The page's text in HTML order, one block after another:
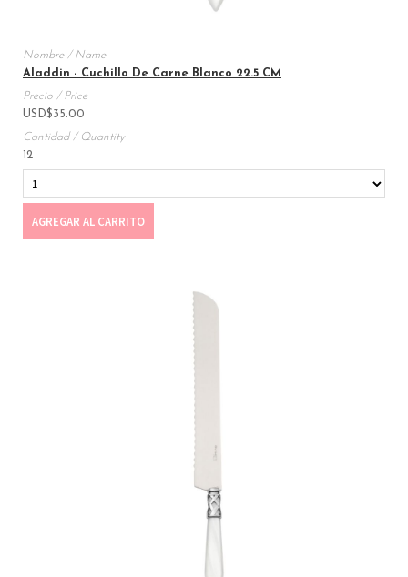
Aladdin - Cuchillo De Carne Blanco 22.5 CM
USD$35.00
12
AGREGAR AL CARRITO